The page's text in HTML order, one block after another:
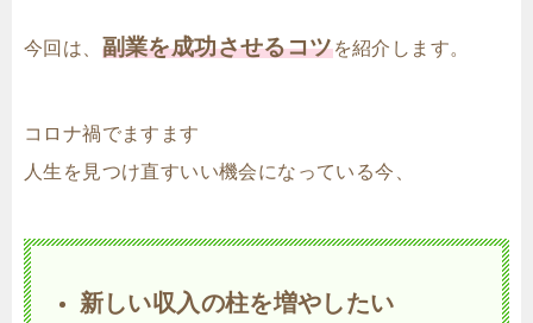
今回は、 副業を成功させるコツを紹介します。
コロナ禍でますます
人生を見つけ直すいい機会になっている今、
新しい収入の柱を増やしたい